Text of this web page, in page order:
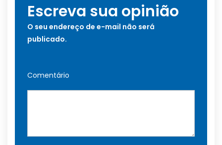
Escreva sua opinião
O seu endereço de e-mail não será
publicado.
Comentário